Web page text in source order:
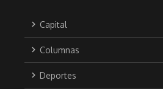
Capital
Columnas
Deportes